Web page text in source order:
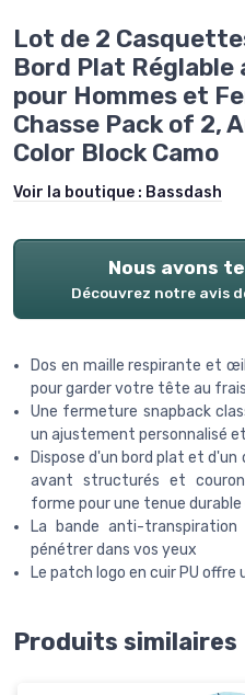
Lot de 2
Bord Plat Réglable
pour Hommes et
Chasse Pack of 2,
Color Block Camo
Voir la boutique : Bassdash
Nous avons
Découvrez notre avis
Dos en maille respirante et
pour garder votre tête au
Une fermeture snapback
un ajustement personnalisé
Dispose d'un bord plat et d'un
avant structurés et
forme pour une tenue
La bande anti-
pénétrer dans vos yeux
Le patch logo en cuir PU
Produits similaires